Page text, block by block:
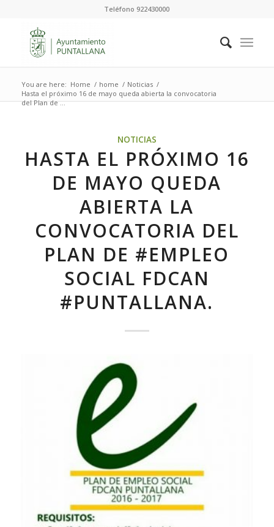
Teléfono 922430000
You are here: Home / home / Noticias /
Hasta el próximo 16 de mayo queda abierta la convocatoria
del Plan de ...
NOTICIAS
HASTA EL PRÓXIMO 16
DE MAYO QUEDA
ABIERTA LA
CONVOCATORIA DEL
PLAN DE #EMPLEO
SOCIAL FDCAN
#PUNTALLANA.